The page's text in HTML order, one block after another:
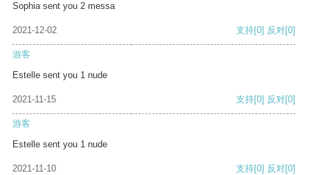
Sophia sent you 2 messa
2021-12-02 支持[0] 反对[0]
游客
Estelle sent you 1 nude
2021-11-15 支持[0] 反对[0]
游客
Estelle sent you 1 nude
2021-11-10 支持[0] 反对[0]